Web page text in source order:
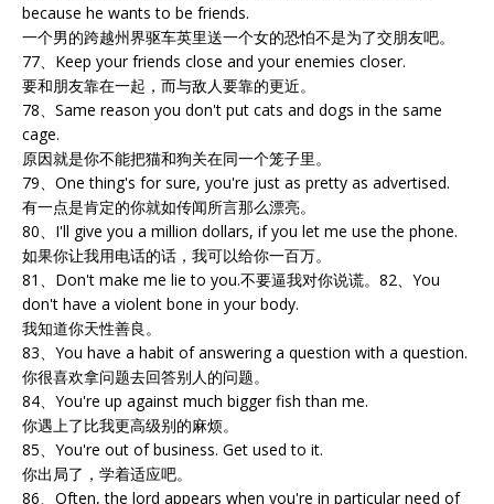
because he wants to be friends.
一个男的跨越州界驱车英里送一个女的恐怕不是为了交朋友吧。
77、Keep your friends close and your enemies closer.
要和朋友靠在一起，而与敌人要靠的更近。
78、Same reason you don't put cats and dogs in the same
cage.
原因就是你不能把猫和狗关在同一个笼子里。
79、One thing's for sure, you're just as pretty as advertised.
有一点是肯定的你就如传闻所言那么漂亮。
80、I'll give you a million dollars, if you let me use the phone.
如果你让我用电话的话，我可以给你一百万。
81、Don't make me lie to you.不要逼我对你说谎。82、You
don't have a violent bone in your body.
我知道你天性善良。
83、You have a habit of answering a question with a question.
你很喜欢拿问题去回答别人的问题。
84、You're up against much bigger fish than me.
你遇上了比我更高级别的麻烦。
85、You're out of business. Get used to it.
你出局了，学着适应吧。
86、Often, the lord appears when you're in particular need of